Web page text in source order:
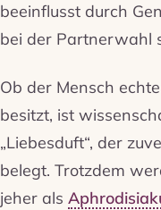
beeinflusst durch
bei der Partnerwahl
Ob der Mensch
besitzt, ist
„Liebesduft“, der
belegt. Trotzdem
jeher als